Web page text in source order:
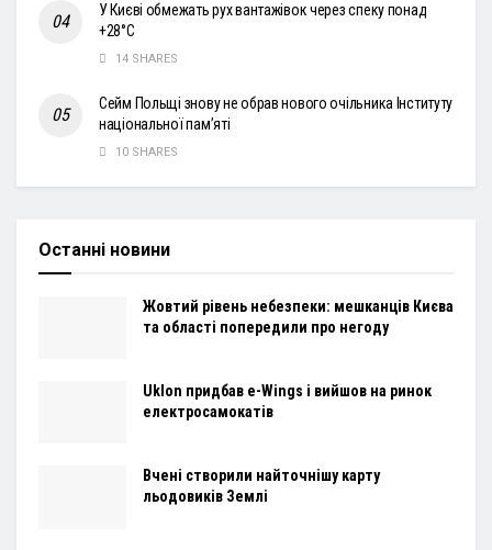
У Києві обмежать рух вантажівок через спеку понад
+28°С
14 SHARES
Сейм Польщі знову не обрав нового очільника Інституту
національної пам’яті
10 SHARES
Останні новини
Жовтий рівень небезпеки: мешканців Києва
та області попередили про негоду
Uklon придбав e-Wings і вийшов на ринок
електросамокатів
Вчені створили найточнішу карту
льодовиків Землі